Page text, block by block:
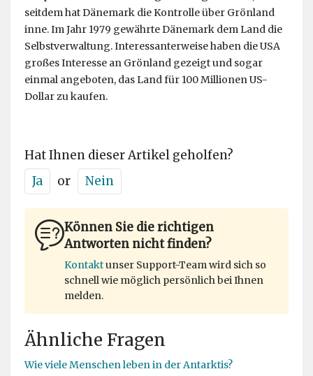
seitdem hat Dänemark die Kontrolle über Grönland
inne. Im Jahr 1979 gewährte Dänemark dem Land die
Selbstverwaltung. Interessanterweise haben die USA
großes Interesse an Grönland gezeigt und sogar
einmal angeboten, das Land für 100 Millionen US-
Dollar zu kaufen.
Hat Ihnen dieser Artikel geholfen?
Ja
or Nein
Können Sie die richtigen
Antworten nicht finden?
Kontaktunser Support-Team wird sich so
schnell wie möglich persönlich bei Ihnen
melden.
Ähnliche Fragen
Wie viele Menschen leben in der Antarktis?